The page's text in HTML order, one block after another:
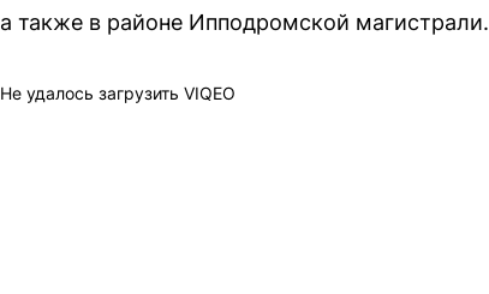
а также в районе Ипподромской магистрали.
Не удалось загрузить VIQEO